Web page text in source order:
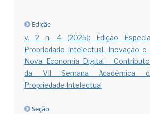
Edição
v. 2 n. 4 (2025): Edição
Propriedade Intelectual, Inovação e
Nova Economia Digital -
da VII Semana Acadêmica
Propriedade Intelectual
Seção